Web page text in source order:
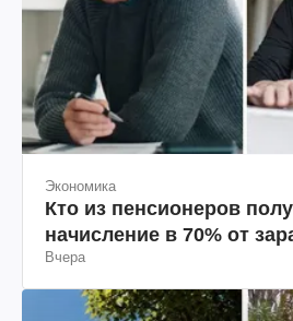
Экономика
Кто из пенсионеров
начисление в 70% от
Вчера